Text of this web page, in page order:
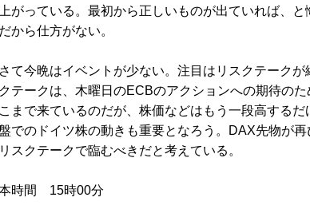
がっている。最初から正しいものが出ていれば、
から仕方がない。
て今晩はイベントが少ない。注目はリスクテークが
テークは、木曜日のECBのアクションへの期待の
まで来ているのだが、株価などはもう一段高する
でのドイツ株の動きも重要となろう。DAX先物が
スクテークで臨むべきだと考えている。
時間 15時00分